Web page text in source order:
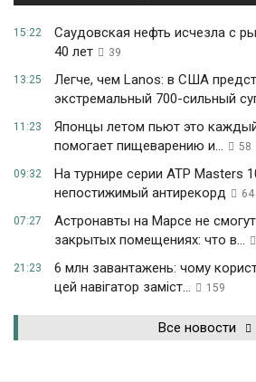
15:22
Саудовская нефть исчезла с
40 лет
39
13:25
Легче, чем Lanos: в США
экстремальный 700-сильный
11:23
Японцы летом пьют это
помогает пищеварению и...
58
09:32
На турнире серии ATP Masters
непостижимый антирекорд
64
07:27
Астронавты на Марсе не
закрытых помещениях: что в...
21:23
6 млн завантажень: чому
цей навігатор заміст...
159
Все новости